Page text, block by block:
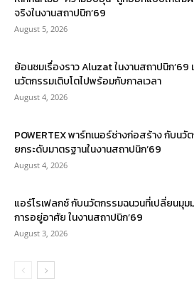
จริงในงานสถาปนิก’69
August 5, 2026
ย้อนชมเรื่องราว Aluzat ในงานสถาปนิก’69
นวัตกรรมเติบโตไปพร้อมกับกาลเวลา
August 4, 2026
POWERTEX พาร์ทเนอร์ช่างก่อสร้าง กับนวั
ยกระดับมาตรฐานในงานสถาปนิก’69
August 4, 2026
แอร์โรเฟลกซ์ กับนวัตกรรมฉนวนที่เปลี่ยนมุม
การอยู่อาศัย ในงานสถาปนิก’69
August 3, 2026